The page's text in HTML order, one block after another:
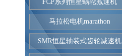
FCP系列恒星蜗轮减速机
马拉松电机marathon
SMR恒星轴装式齿轮减速机